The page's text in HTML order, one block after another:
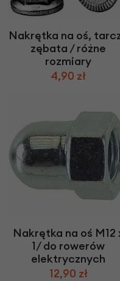
Nakrętka na oś,
zębata / różne
rozmiary
4,90 zł
Nakrętka na oś M12
1/ do rowerów
elektrycznych
12,90 zł